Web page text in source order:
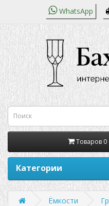
WhatsApp
Товаров 0
Категории
Ёмкости